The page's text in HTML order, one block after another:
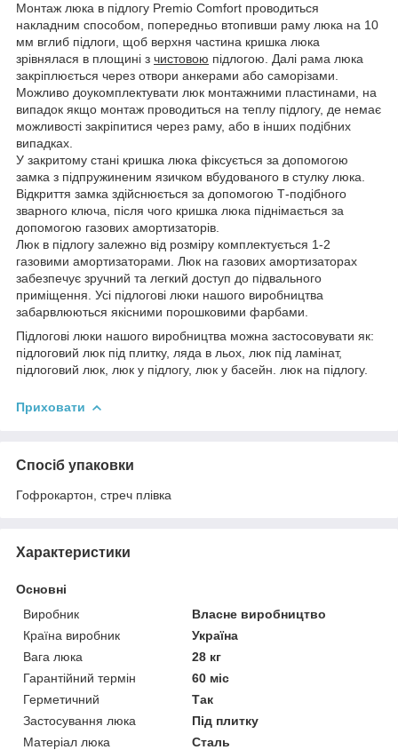
Монтаж люка в підлогу Premio Comfort проводиться
накладним способом, попередньо втопивши раму люка на 10
мм вглиб підлоги, щоб верхня частина кришка люка
зрівнялася в площині з чистовою підлогою. Далі рама люка
закріплюється через отвори анкерами або саморізами.
Можливо доукомплектувати люк монтажними пластинами, на
випадок якщо монтаж проводиться на теплу підлогу, де немає
можливості закріпитися через раму, або в інших подібних
випадках.
У закритому стані кришка люка фіксується за допомогою
замка з підпружиненим язичком вбудованого в стулку люка.
Відкриття замка здійснюється за допомогою Т-подібного
зварного ключа, після чого кришка люка піднімається за
допомогою газових амортизаторів.
Люк в підлогу залежно від розміру комплектується 1-2
газовими амортизаторами. Люк на газових амортизаторах
забезпечує зручний та легкий доступ до підвального
приміщення. Усі підлогові люки нашого виробництва
забарвлюються якісними порошковими фарбами.
Підлогові люки нашого виробництва можна застосовувати як:
підлоговий люк під плитку, ляда в льох, люк під ламінат,
підлоговий люк, люк у підлогу, люк у басейн. люк на підлогу.
Приховати
Спосіб упаковки
Гофрокартон, стреч плівка
Характеристики
Основні
Виробник
Власне виробництво
Країна виробник
Україна
Вага люка
28 кг
Гарантійний термін
60 міс
Герметичний
Так
Застосування люка
Під плитку
Матеріал люка
Сталь